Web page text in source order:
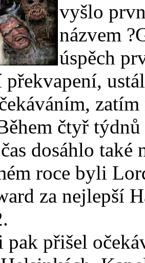
vyšlo
názvem
úspěch
překvapení,
čtyř
dosáhlo
roce byli
za nejlepší
pak přišel